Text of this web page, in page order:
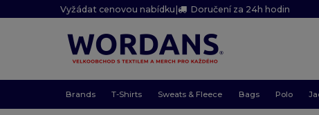
Vyžádat cenovou nabídku| Doručení za 24h hodin
Brands T-Shirts Sweats & Fleece Bags Polo